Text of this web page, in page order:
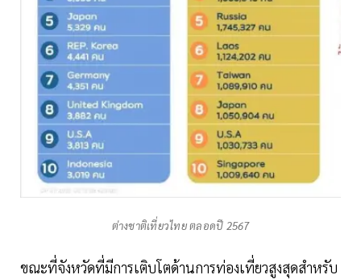
ต่างชาติเที่ยวไทย ตลอดปี 2567
ขณะที่จังหวัดที่มีการเติบโตด้านการท่องเที่ยวสูงสุดสำหรับ